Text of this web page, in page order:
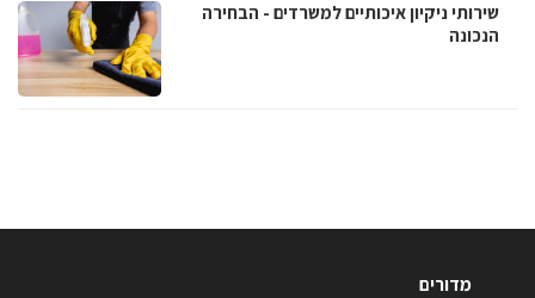
שירותי ניקיון איכותיים למשרדים - הבחירה
הנכונה
מדורים